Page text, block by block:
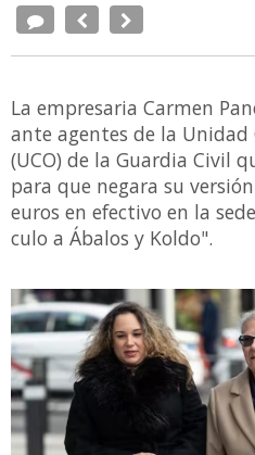
La empresaria Carmen
ante agentes de la
(UCO) de la Guardia Civil
para que negara su
euros en efectivo en la
culo a Ábalos y Koldo".